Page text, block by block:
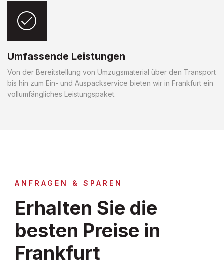
Umfassende Leistungen
Von der Bereitstellung von Umzugsmaterial über den Transport
bis hin zum Ein- und Auspackservice bieten wir in Frankfurt ein
vollumfängliches Leistungspaket.
ANFRAGEN & SPAREN
Erhalten Sie die
besten Preise in
Frankfurt